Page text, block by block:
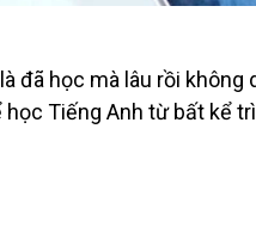
đã học mà lâu rồi
Tiếng Anh từ bất kể